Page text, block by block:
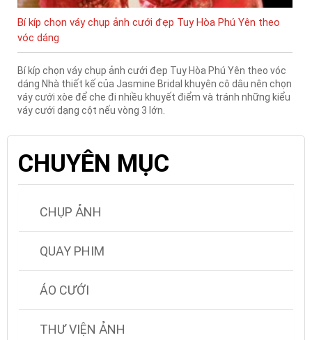
Bí kíp chọn váy chụp ảnh cưới đẹp Tuy Hòa Phú Yên theo
vóc dáng
Bí kíp chọn váy chụp ảnh cưới đẹp Tuy Hòa Phú Yên theo vóc
dáng Nhà thiết kế của Jasmine Bridal khuyên cô dâu nên chọn
váy cưới xòe để che đi nhiều khuyết điểm và tránh những kiểu
váy cưới dạng cột nếu vòng 3 lớn.
CHUYÊN MỤC
CHỤP ẢNH
QUAY PHIM
ÁO CƯỚI
THƯ VIỆN ẢNH